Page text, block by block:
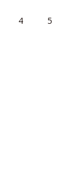
4 5